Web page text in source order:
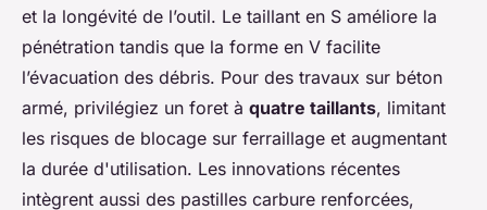
et la longévité de l’outil. Le taillant en S améliore la
pénétration tandis que la forme en V facilite
l’évacuation des débris. Pour des travaux sur béton
armé, privilégiez un foret à quatre taillants, limitant
les risques de blocage sur ferraillage et augmentant
la durée d'utilisation. Les innovations récentes
intègrent aussi des pastilles carbure renforcées,